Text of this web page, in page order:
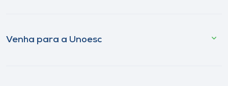
Venha para a Unoesc